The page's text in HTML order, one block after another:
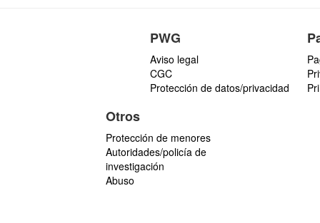
PWG
Aviso legal
CGC
Protección de datos/privacidad
Otros
Protección de menores
Autoridades/policía de
investigación
Abuso